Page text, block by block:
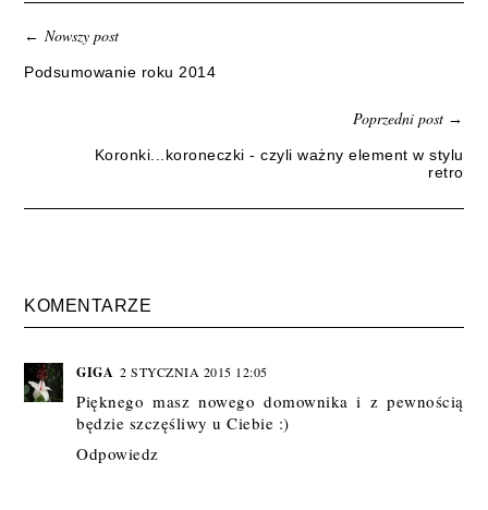
←Nowszy post
Podsumowanie roku 2014
Poprzedni post→
Koronki...koroneczki - czyli ważny element w stylu
retro
KOMENTARZE
GIGA 2 STYCZNIA 2015 12:05
Pięknego masz nowego domownika i z pewnością
będzie szczęśliwy u Ciebie :)
Odpowiedz